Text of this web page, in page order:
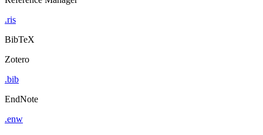
.ris
BibTeX
Zotero
.bib
EndNote
.enw